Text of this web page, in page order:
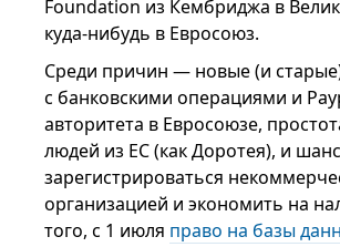
Foundation из Кембриджа в
куда-нибудь в Евросоюз.
Среди причин — новые (и
с банковскими операциями и
авторитета в Евросоюзе,
людей из ЕС (как Доротея), и шанс
зарегистрироваться
организацией и экономить на
того, с 1 июля право на базы